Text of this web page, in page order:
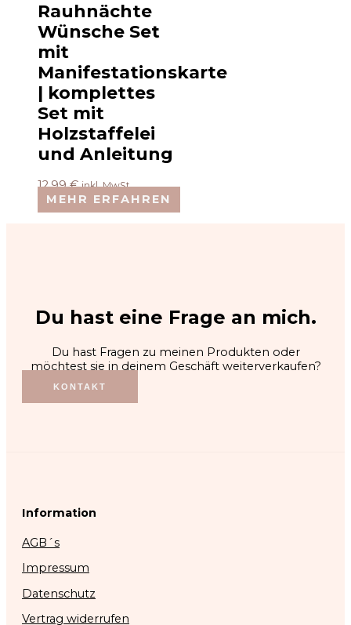
Rauhnächte
Wünsche Set
mit
Manifestationskarte
| komplettes
Set mit
Holzstaffelei
und Anleitung
12,99€ inkl. MwSt.
MEHR ERFAHREN
Du hast eine Frage an mich.
Du hast Fragen zu meinen Produkten oder
möchtest sie in deinem Geschäft weiterverkaufen?
KONTAKT
Information
AGB´s
Impressum
Datenschutz
Vertrag widerrufen